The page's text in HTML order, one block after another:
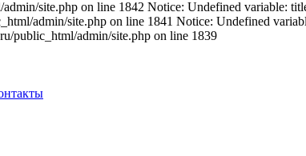
site.php on line 1842 Notice: Undefined variable:
admin/site.php on line 1841 Notice: Undefined
public_html/admin/site.php on line 1839